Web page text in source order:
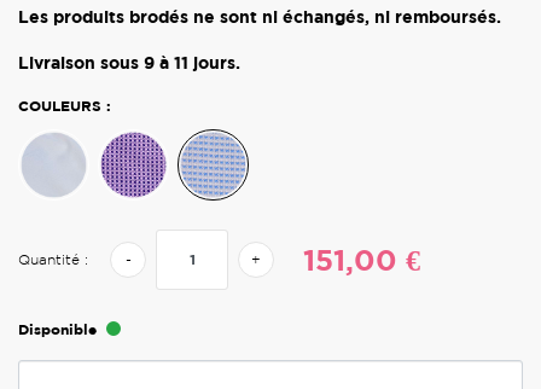
Les produits brodés ne sont ni échangés, ni remboursés.
Livraison sous 9 à 11 jours.
COULEURS :
Quantité : - + 151,00 €
Disponible